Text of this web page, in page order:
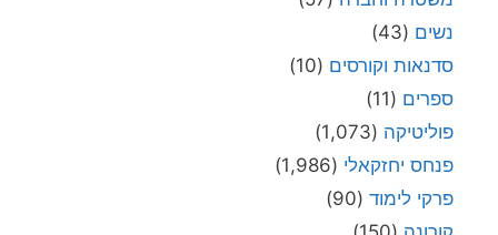
נשים (43)
סדנאות וקורסים (10)
ספרים (11)
פוליטיקה (1,073)
פנחס יחזקאלי (1,986)
פרקי לימוד (90)